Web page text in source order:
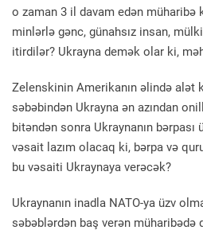
o zaman 3 il davam edən müharibə
minlərlə gənc, günahsız insan,
itirdilər? Ukrayna demək olar ki,
Zelenskinin Amerikanın əlində alət
səbəbindən Ukrayna ən azından
bitəndən sonra Ukraynanın
vəsait lazım olacaq ki, bərpa və
bu vəsaiti Ukraynaya verəcək?
Ukraynanın inadla NATO-ya üzv
səbəblərdən baş verən müharibədə